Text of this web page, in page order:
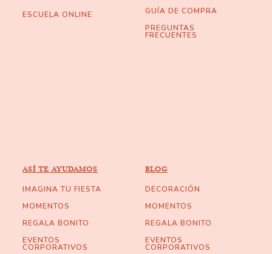
ESCUELA ONLINE
GUÍA DE COMPRA
PREGUNTAS
FRECUENTES
ASÍ TE AYUDAMOS
IMAGINA TU FIESTA
MOMENTOS
REGALA BONITO
EVENTOS
CORPORATIVOS
BLOG
DECORACIÓN
MOMENTOS
REGALA BONITO
EVENTOS
CORPORATIVOS